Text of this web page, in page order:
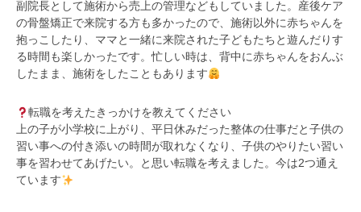
副院長として施術から売上の管理などもしていました。産後ケア
の骨盤矯正で来院する方も多かったので、施術以外に赤ちゃんを
抱っこしたり、ママと一緒に来院された子どもたちと遊んだりす
る時間も楽しかったです。忙しい時は、背中に赤ちゃんをおんぶ
したまま、施術をしたこともあります
転職を考えたきっかけを教えてください
上の子が小学校に上がり、平日休みだった整体の仕事だと子供の
習い事への付き添いの時間が取れなくなり、子供のやりたい習い
事を習わせてあげたい。と思い転職を考えました。今は2つ通え
ています